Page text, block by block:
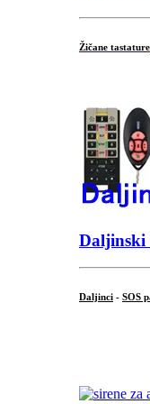
Žičane tastature
Daljinski
Daljinci - SOS